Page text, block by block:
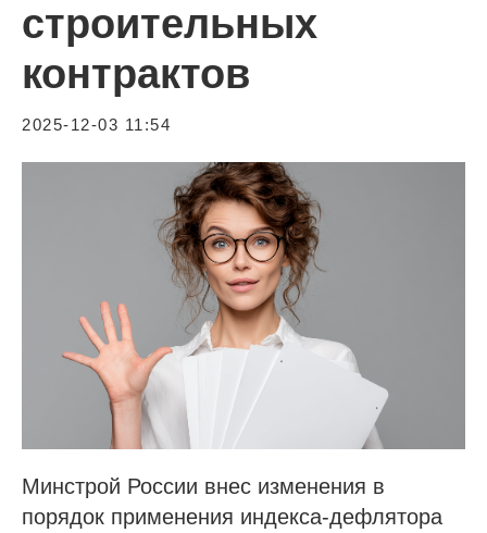
строительных
контрактов
2025-12-03 11:54
Минстрой России внес изменения в
порядок применения индекса-дефлятора